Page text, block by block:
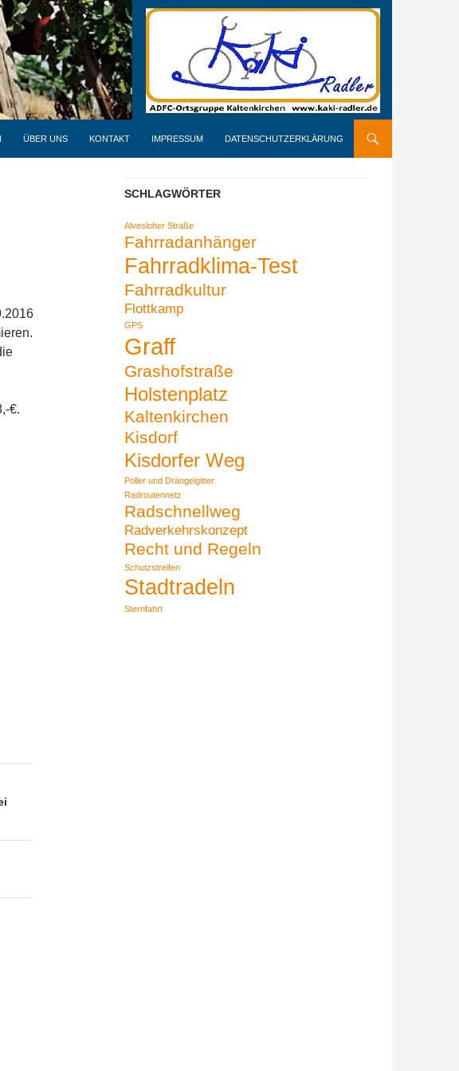
ÜBER UNS KONTAKT IMPRESSUM DATENSCHUTZERKLÄRUNG
€.
SCHLAGWÖRTER
Alvesloher Straße
Fahrradanhänger
Fahrradklima-Test
Fahrradkultur
Flottkamp
GPS
Graff
Grashofstraße
Holstenplatz
Kaltenkirchen
Kisdorf
Kisdorfer Weg
Poller und Drängelgitter
Radroutennetz
Radschnellweg
Radverkehrskonzept
Recht und Regeln
Schutzstreifen
Stadtradeln
Sternfahrt